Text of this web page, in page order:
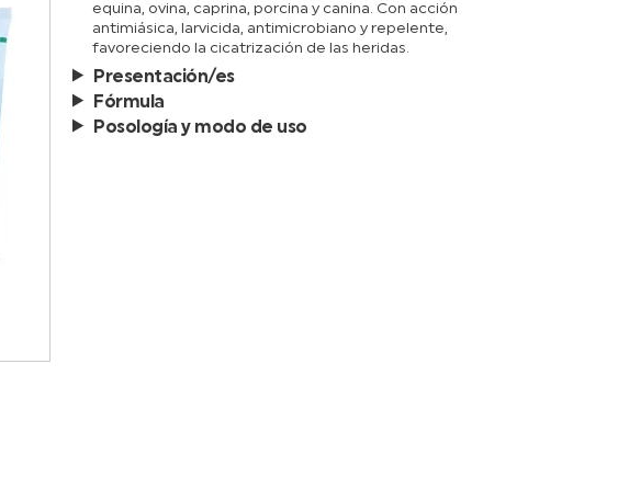
equina, ovina, caprina, porcina y canina. Con acción
antimiásica, larvicida, antimicrobiano y repelente,
favoreciendo la cicatrización de las heridas.
Presentación/es
Fórmula
Posología y modo de uso